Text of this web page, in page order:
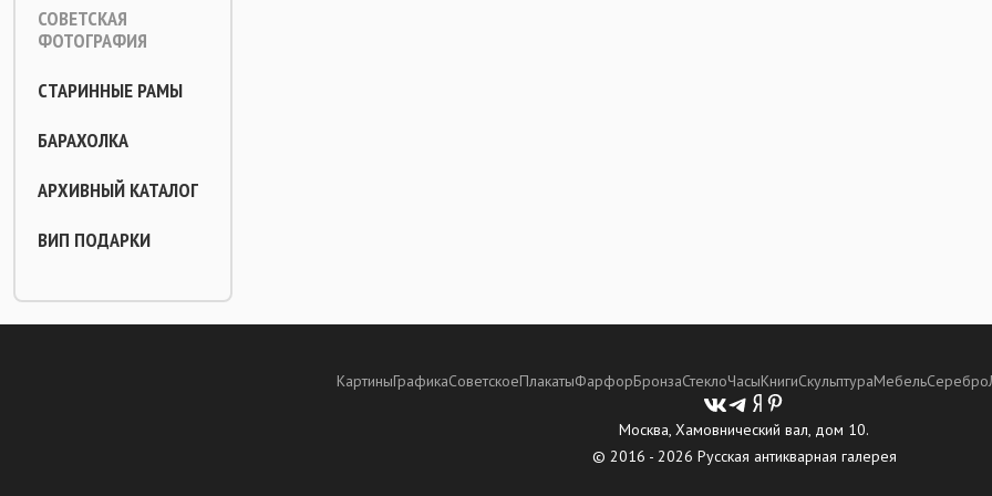
СОВЕТСКАЯ
ФОТОГРАФИЯ
СТАРИННЫЕ РАМЫ
БАРАХОЛКА
АРХИВНЫЙ КАТАЛОГ
ВИП ПОДАРКИ
КартиныГрафикаСоветскоеПлакатыФарфорБронзаСтеклоЧасыКнигиСкульптураМебельСеребро
Москва, Хамовнический вал, дом 10.
© 2016 - 2026 Русская антикварная галерея